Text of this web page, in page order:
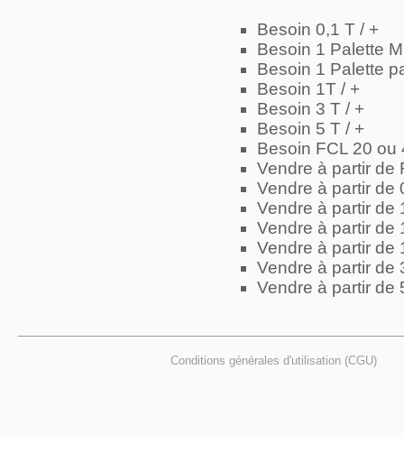
Besoin 0,1 T / +
Besoin 1 Palette
Besoin 1 Palette
Besoin 1T / +
Besoin 3 T / +
Besoin 5 T / +
Besoin FCL 20 ou
Vendre à partir de
Vendre à partir de
Vendre à partir de
Vendre à partir de
Vendre à partir de
Vendre à partir de
Vendre à partir de
Conditions générales d'utilisation (CGU)